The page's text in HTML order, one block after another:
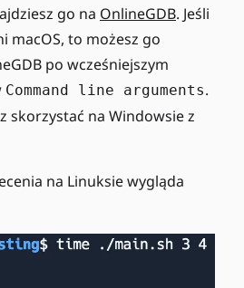
go na OnlineGDB. Jeśli
macOS, to możesz go
po wcześniejszym
Command line arguments.
skorzystać na Windowsie z
na Linuksie wygląda